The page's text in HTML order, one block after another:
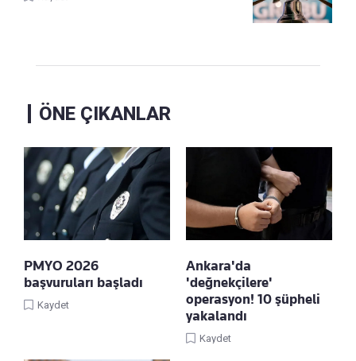
ÖNE ÇIKANLAR
PMYO 2026
başvuruları başladı
Kaydet
Ankara'da
'değnekçilere'
operasyon! 10 şüpheli
yakalandı
Kaydet